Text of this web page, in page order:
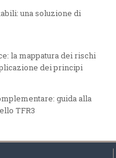
una soluzione di
la mappatura dei rischi
dei principi
guida alla
TFR3